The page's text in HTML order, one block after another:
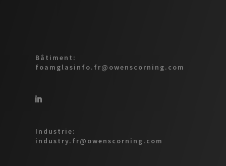
Bâtiment:
foamglasinfo.fr@owenscorning.com
Industrie:
industry.fr@owenscorning.com